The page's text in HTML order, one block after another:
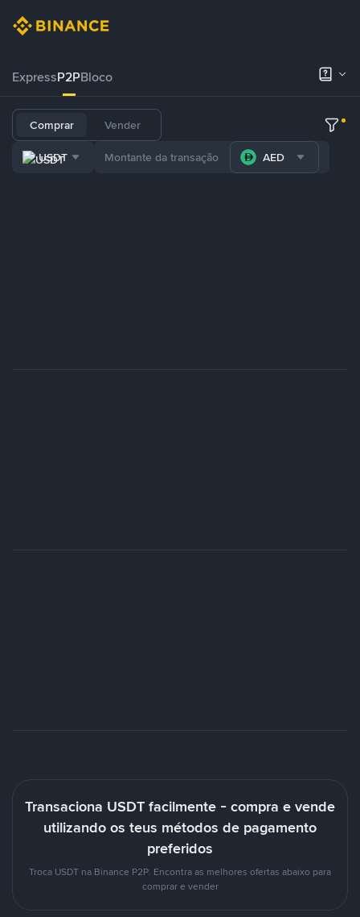
ExpressP2PBloco
Comprar Vender
USDT AED
Transaciona USDT facilmente - compra e vende
utilizando os teus métodos de pagamento
preferidos
Troca USDT na Binance P2P. Encontra as melhores ofertas abaixo para
comprar e vender